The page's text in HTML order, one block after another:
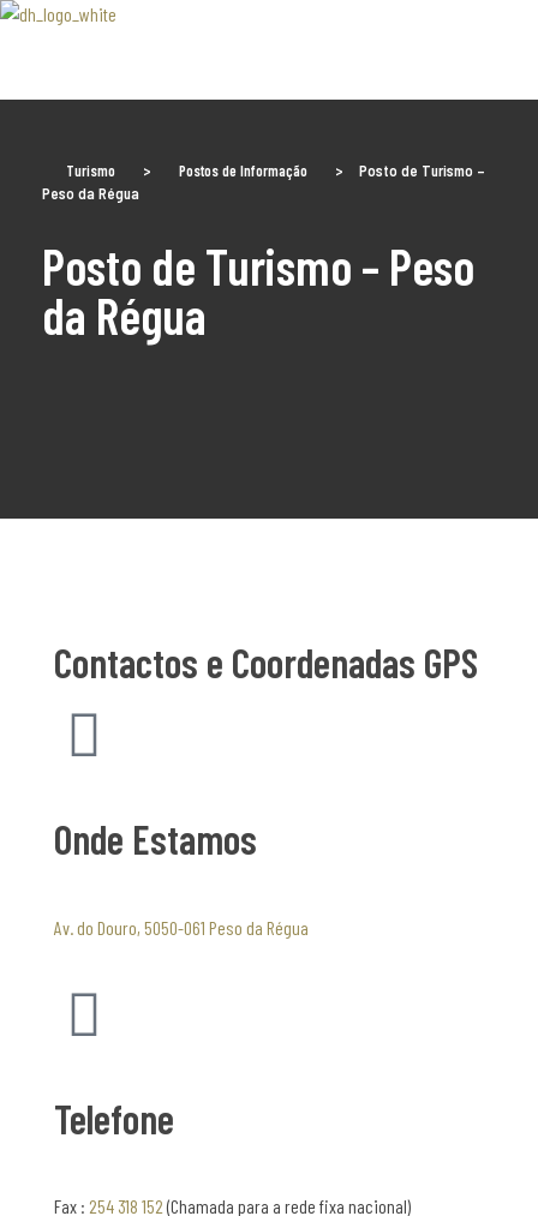
Turismo > Postos de Informação >
Posto de Turismo –
Peso da Régua
Posto de Turismo – Peso
da Régua
P
T
Contactos e Coordenadas GPS
Onde Estamos
Av. do Douro, 5050-061 Peso da Régua
Telefone
Fax : 254 318 152(Chamada para a rede fixa nacional)